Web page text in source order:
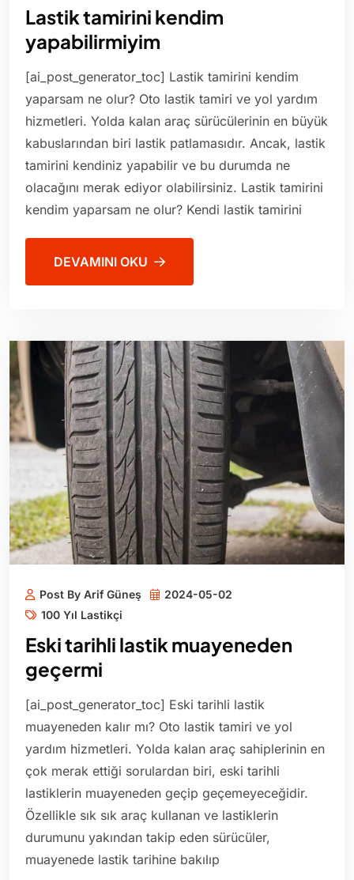
Lastik tamirini kendim
yapabilirmiyim
[ai_post_generator_toc] Lastik tamirini kendim
yaparsam ne olur? Oto lastik tamiri ve yol yardım
hizmetleri. Yolda kalan araç sürücülerinin en büyük
kabuslarından biri lastik patlamasıdır. Ancak, lastik
tamirini kendiniz yapabilir ve bu durumda ne
olacağını merak ediyor olabilirsiniz. Lastik tamirini
kendim yaparsam ne olur? Kendi lastik tamirini
DEVAMINI OKU
Post By Arif Güneş
2024-05-02
100 Yıl Lastikçi
Eski tarihli lastik muayeneden
geçermi
[ai_post_generator_toc] Eski tarihli lastik
muayeneden kalır mı? Oto lastik tamiri ve yol
yardım hizmetleri. Yolda kalan araç sahiplerinin en
çok merak ettiği sorulardan biri, eski tarihli
lastiklerin muayeneden geçip geçemeyeceğidir.
Özellikle sık sık araç kullanan ve lastiklerin
durumunu yakından takip eden sürücüler,
muayenede lastik tarihine bakılıp